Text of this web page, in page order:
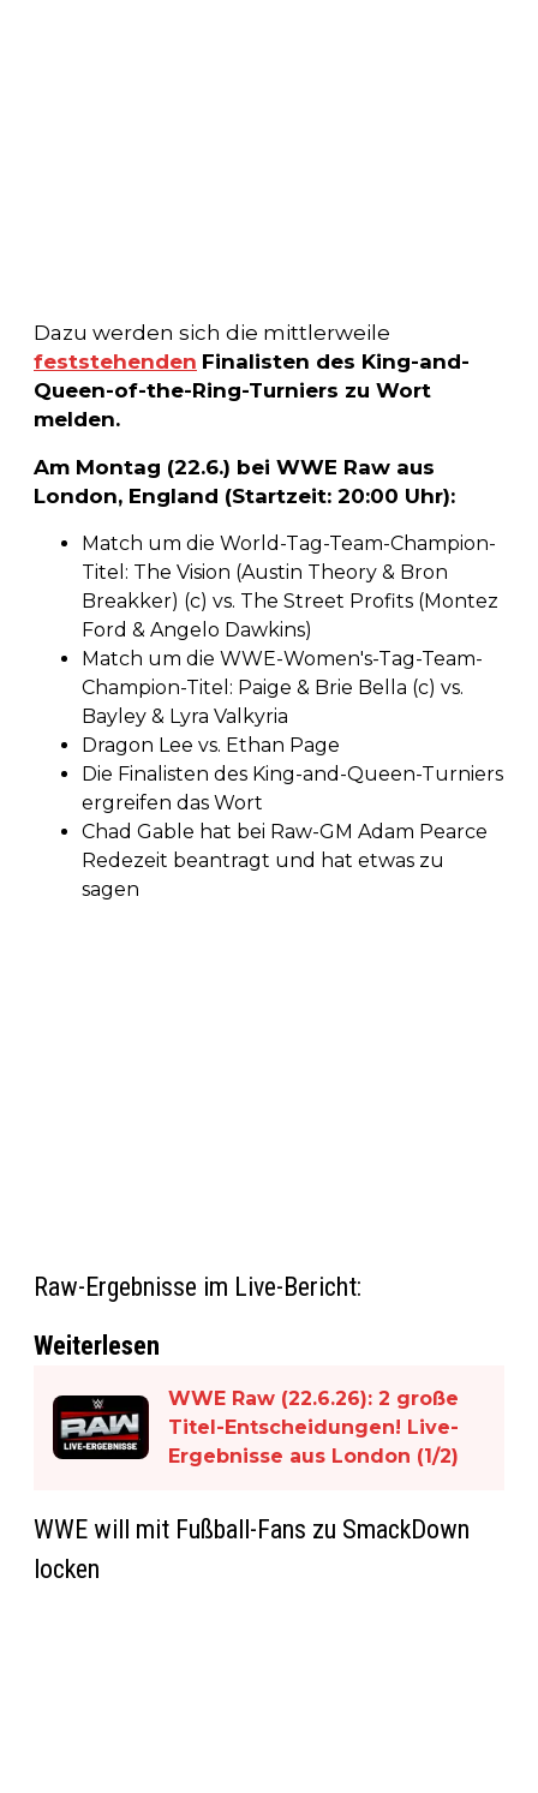
Dazu werden sich die mittlerweile
feststehenden Finalisten des King-and-
Queen-of-the-Ring-Turniers zu Wort
melden.
Am Montag (22.6.) bei WWE Raw aus
London, England (Startzeit: 20:00 Uhr):
Match um die World-Tag-Team-Champion-
Titel: The Vision (Austin Theory & Bron
Breakker) (c) vs. The Street Profits (Montez
Ford & Angelo Dawkins)
Match um die WWE-Women's-Tag-Team-
Champion-Titel: Paige & Brie Bella (c) vs.
Bayley & Lyra Valkyria
Dragon Lee vs. Ethan Page
Die Finalisten des King-and-Queen-Turniers
ergreifen das Wort
Chad Gable hat bei Raw-GM Adam Pearce
Redezeit beantragt und hat etwas zu
sagen
Raw-Ergebnisse im Live-Bericht:
Weiterlesen
WWE Raw (22.6.26): 2 große
Titel-Entscheidungen! Live-
Ergebnisse aus London (1/2)
WWE will mit Fußball-Fans zu SmackDown
locken